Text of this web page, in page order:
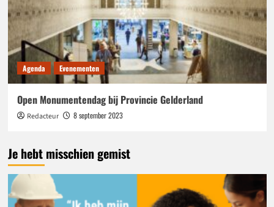
Agenda Evenementen
Open Monumentendag bij Provincie Gelderland
Redacteur 8 september 2023
Je hebt misschien gemist